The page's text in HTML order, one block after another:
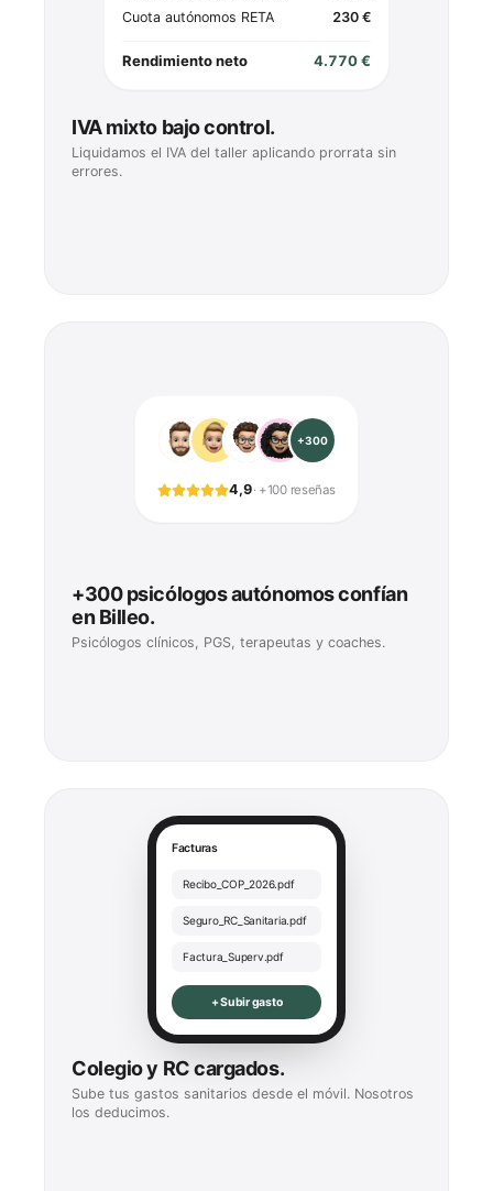
Cuota autónomos RETA
230 €
Rendimiento neto 4.770 €
IVA mixto bajo control.
Liquidamos el IVA del taller aplicando prorrata sin
errores.
+300
4,9· +100 reseñas
+300 psicólogos autónomos confían
en Billeo.
Psicólogos clínicos, PGS, terapeutas y coaches.
Facturas
Recibo_COP_2026.pdf
Seguro_RC_Sanitaria.pdf
Factura_Superv.pdf
+ Subir gasto
Colegio y RC cargados.
Sube tus gastos sanitarios desde el móvil. Nosotros
los deducimos.